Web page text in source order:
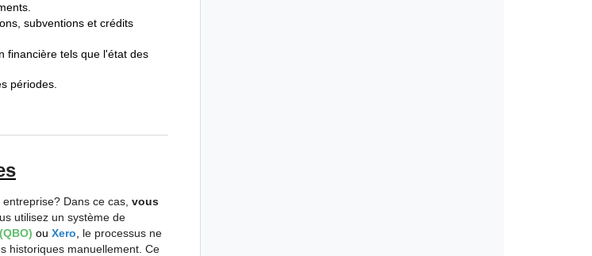
subventions et crédits
financière tels que l'état des
périodes.
Dans ce cas, vous
utilisez un système de
ou Xero
le processus ne
historiques manuellement. Ce